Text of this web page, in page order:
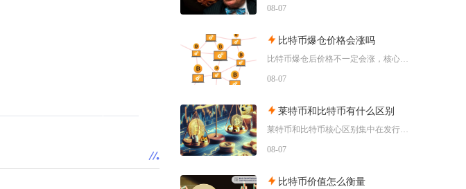
08-07
比特币爆仓价格会涨吗
比特币爆仓后价格不一定会涨，核心取决于爆仓的多空方向、市场流动性和宏观环境，空头集中爆仓易
08-07
莱特币和比特币有什么区别
莱特币和比特币核心区别集中在发行总量、出块效率、挖矿算法与市场定位四大维度，比特币偏向稀缺
08-07
比特币价值怎么衡量